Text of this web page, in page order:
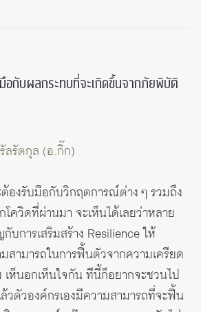
อกับผลกระทบที่จะเกิดขึ้นจากภัยพิบัติ
ลรัตกุล (อ.กิ๊ก)
องรับมือกับวิกฤตการณ์ต่าง ๆ รวมถึง
ควิดที่ผ่านมา จะเห็นได้เลยว่าหลาย
บการเสริมสร้าง Resilience ให้
สามารถในการฟื้นตัวจากความเครียด
เห็นอกเห็นใจกัน ทีนี้ก็อยากจะชวนไป
วตัวองค์กรเองมีความสามารถที่จะฟื้น